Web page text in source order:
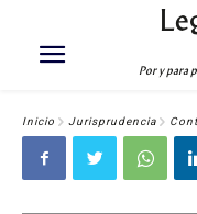
Por y para
Inicio Jurisprudencia